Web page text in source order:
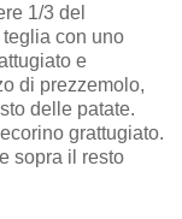
1/3 del
con uno
e
di prezzemolo,
delle patate.
grattugiato.
sopra il resto